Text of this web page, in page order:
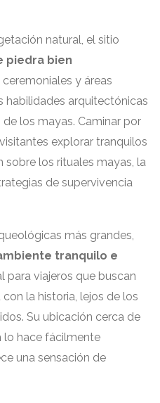
natural, el sitio
piedra bien
y áreas
habilidades arquitectónicas
los mayas. Caminar por
explorar tranquilos
sobre los rituales mayas, la
de supervivencia
más grandes,
tranquilo e
para viajeros que buscan
la historia, lejos de los
Su ubicación cerca de
lo hace fácilmente
una sensación de